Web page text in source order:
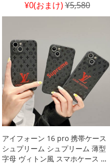
付きルイビトン アイフォン 15 プ
ロ ストラップ付きスマホ ケース
ース ヴィトン風 個性 アイフォン
x ビトン スマホ ケース
¥0(おまけ)¥5,580
アイフォーン 16 pro 携帯ケース
シュプリーム シュプリーム 薄型
字母 ヴィトン風 スマホケース ブ